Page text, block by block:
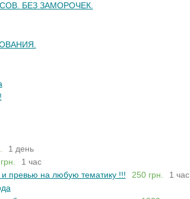
БЕЗ ЗАМОРОЧЕК.
1 день
1 час
и превью на любую тематику !!!
250 грн.
1 час